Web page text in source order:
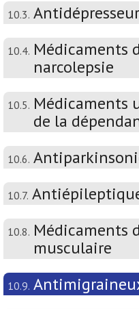
10.3.
10.4. Médicaments
narcolepsie
10.5. Médicaments
de la
10.6.
10.7.
10.8. Médicaments
musculaire
10.9.